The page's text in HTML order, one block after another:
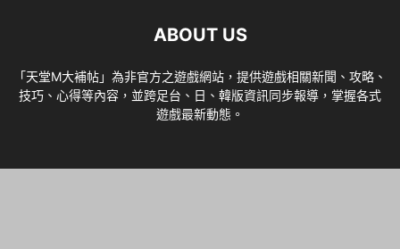
ABOUT US
「天堂M大補帖」為非官方之遊戲網站，提供遊戲相關新聞、攻略、
技巧、心得等內容，並跨足台、日、韓版資訊同步報導，掌握各式
遊戲最新動態。